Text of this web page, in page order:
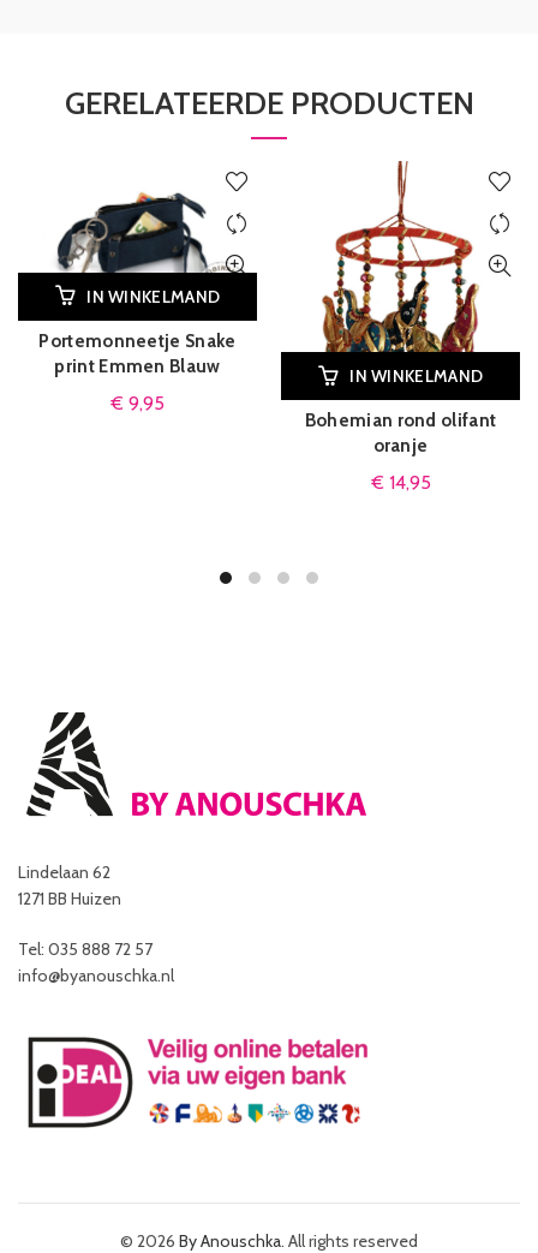
GERELATEERDE PRODUCTEN
IN WINKELMAND
Portemonneetje Snake
print Emmen Blauw
€ 9,95
IN WINKELMAND
Bohemian rond olifant
oranje
€ 14,95
Lindelaan 62
1271 BB Huizen
Tel: 035 888 72 57
info@byanouschka.nl
© 2026 By Anouschka. All rights reserved